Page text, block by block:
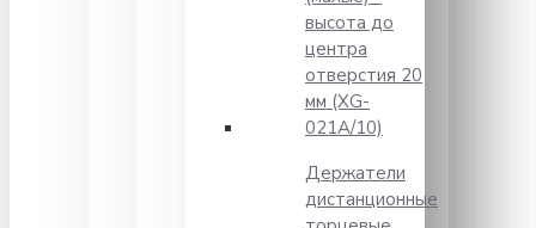
высота до
центра
отверстия 20
мм (XG-
021A/10)
Держатели
дистанционные